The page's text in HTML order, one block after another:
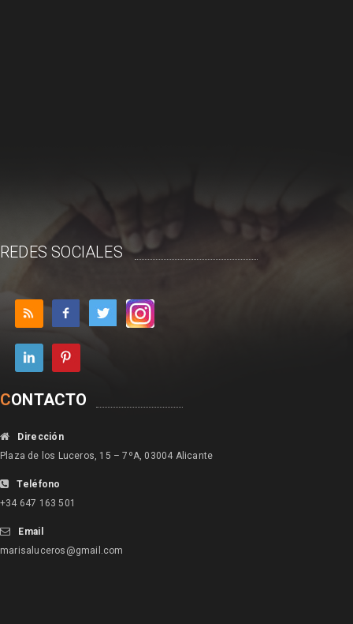
REDES SOCIALES
CONTACTO
Dirección
Plaza de los Luceros, 15 – 7ºA, 03004 Alicante
Teléfono
+34 647 163 501
Email
marisaluceros@gmail.com